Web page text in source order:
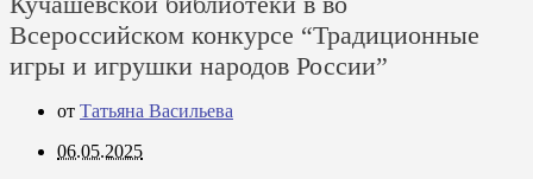
Всероссийском конкурсе “Традиционные
игры и игрушки народов России”
от Татьяна Васильева
06.05.2025